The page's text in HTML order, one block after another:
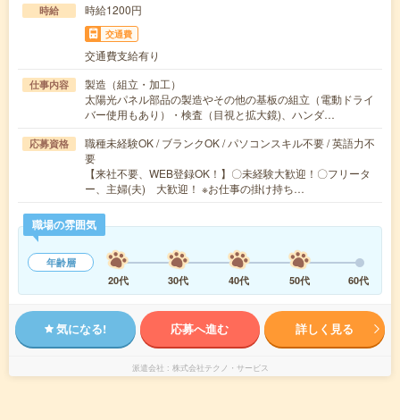
時給 時給1200円
交通費
交通費支給有り
仕事内容
製造（組立・加工）
太陽光パネル部品の製造やその他の基板の組立（電動ドライ
バー使用もあり）・検査（目視と拡大鏡)、ハンダ…
応募資格
職種未経験OK / ブランクOK / パソコンスキル不要 / 英語力不
要
【来社不要、WEB登録OK！】〇未経験大歓迎！〇フリータ
ー、主婦(夫) 大歓迎！ ※お仕事の掛け持ち…
職場の雰囲気
年齢層
20代
30代 40代 50代 60代
気になる! 応募へ進む 詳しく見る
派遣会社 株式会社テクノ・サービス